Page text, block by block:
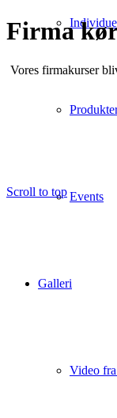
Events
Galleri
Video
Firma
Vores firmakurser
Scroll to top